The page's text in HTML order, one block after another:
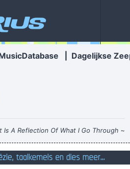
Dagelijkse
Is A Reflection Of What I Go Through ~
Lenny Kravitz
weg inslaat zal veel moeten omlopen
taalkemels en dies meer...